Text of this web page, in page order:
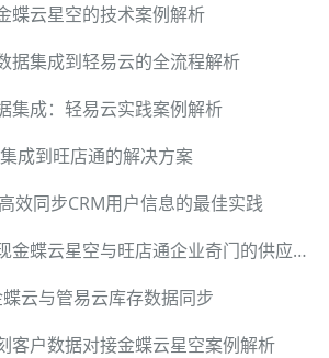
蝶云星空的技术案例解析
据集成到轻易云的全流程解析
集成：轻易云实践案例解析
成到旺店通的解决方案
效同步CRM用户信息的最佳实践
如何通过轻易云实现金蝶云星空与旺店通企业奇门的供应商档案同步
云与管易云库存数据同步
客户数据对接金蝶云星空案例解析